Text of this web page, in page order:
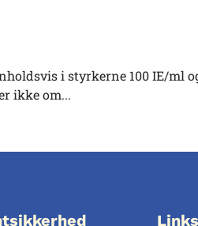
i styrkerne 100 IE/ml
ikke om...
Links